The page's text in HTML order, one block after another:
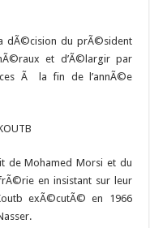
dÃ©cision du prÃ©sident
et d’Ã©largir par
Ã la fin de l’annÃ©e
de Mohamed Morsi et du
en insistant sur leur
exÃ©cutÃ© en 1966